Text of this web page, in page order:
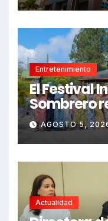
Entretenimiento
El Festival
Sombrero
una
AGOSTO 5,
Actualidad